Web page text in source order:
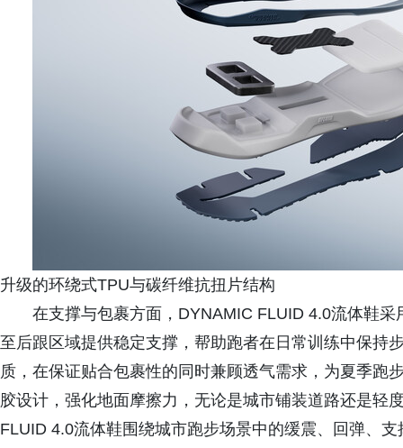
升级的环绕式TPU与碳纤维抗扭片结构
在支撑与包裹方面，DYNAMIC FLUID 4.0流体鞋
至后跟区域提供稳定支撑，帮助跑者在日常训练中保持
质，在保证贴合包裹性的同时兼顾透气需求，为夏季跑
胶设计，强化地面摩擦力，无论是城市铺装道路还是轻
FLUID 4.0流体鞋围绕城市跑步场景中的缓震、回弹、